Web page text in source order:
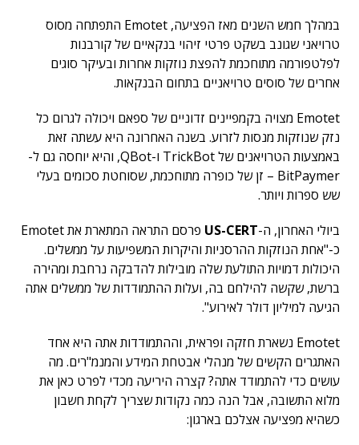
במהלך חמש השנים מאז הפציעה, Emotet התפתחה מסוס
טרויאני שגונב בשקט פרטי זיהוי בנקאיים של קורבנות
לפלטפורמה מתוחכמת להפצת נוזקות אחרות ובעיקר סוגים
אחרים של סוסים טרויאניים בתחום הבנקאות.
Emotet מצויה בקמפיינים זדוניים של ספאם ויכולה לגרום כל
נזק שנוזקות מנסות לזרוע. בשנה האחרונה היא עשתה זאת
באמצעות הטרויאנים של TrickBot ו-QBot, והיא יוחסה גם ל-
BitPaymer – זן של כופרה מתוחכמת, שסוחטת סכומים בעלי
שש ספרות ויותר.
ביולי האחרון, ה-US-CERT
פרסם התראה המתארת את Emotet
כ-"אחת הנוזקות ההרסניות והיקרות המשפיעות על ממשלים.
היכולות דמויות התולעת שלה מובילות להדבקה נרחבת ומהירה
ברשת, שקשה להילחם בה, ועלות ההתמודדות של ממשלים אתה
הגיעה למיליון דולר לאירוע".
Emotet נשארת חזקה ופראית, וההתמודדות אתה היא אחד
האתגרים הקשים של מנהלי אבטחת המידע והמנמ"רים. מה
עושים כדי להתמודד אתה? קצרה היריעה מכדי לפרט כאן את
מלוא התשובה, אבל הנה כמה נקודות שצריך לקחת חשבון
כשהיא מפציעה אצלכם בארגון: